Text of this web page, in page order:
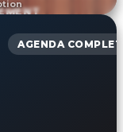
AGENDA COMPLET